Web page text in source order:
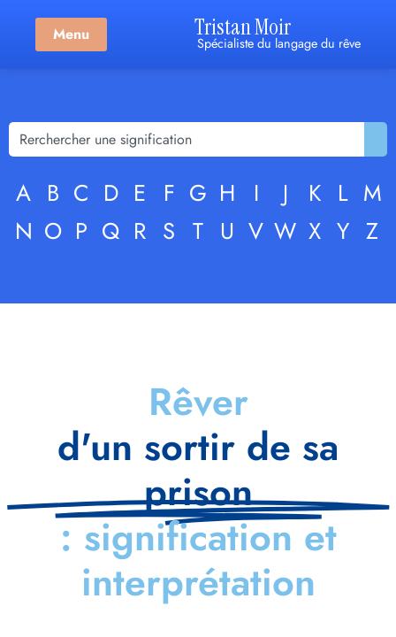
Menu Tristan Moir
Spécialiste du langage du rêve
A B C D E F G H I J K L M
N O P Q R S T U V W X Y Z
Rêver
d'un sortir de sa
prison
: signification et
interprétation